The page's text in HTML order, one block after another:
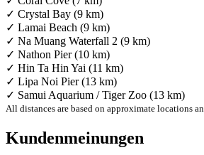
✓ Crystal Bay (9 km)
✓ Lamai Beach (9 km)
✓ Na Muang Waterfall 2 (9 km)
✓ Nathon Pier (10 km)
✓ Hin Ta Hin Yai (11 km)
✓ Lipa Noi Pier (13 km)
✓ Samui Aquarium / Tiger Zoo (13 km)
All distances are based on approximate locations
Kundenmeinungen